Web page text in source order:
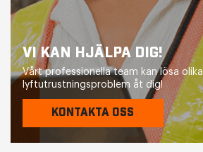
VI KAN HJÄLPA DIG!
Vårt professionella team kan lösa olika
lyftutrustningsproblem åt dig!
KONTAKTA OSS